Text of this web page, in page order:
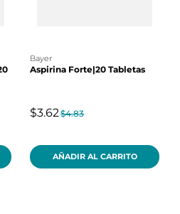
bayer
Aspirina Forte|20 Tabletas
$3.62$4.83
AÑADIR AL CARRITO